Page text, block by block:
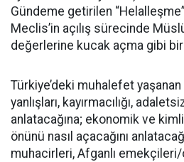
Gündeme getirilen
Meclis’in açılış sürecinde
değerlerine kucak açma gibi
Türkiye’deki muhalefet
yanlışları, kayırmacılığı,
anlatacağına; ekonomik ve
önünü nasıl açacağını
muhacirleri, Afganlı emekçileri/